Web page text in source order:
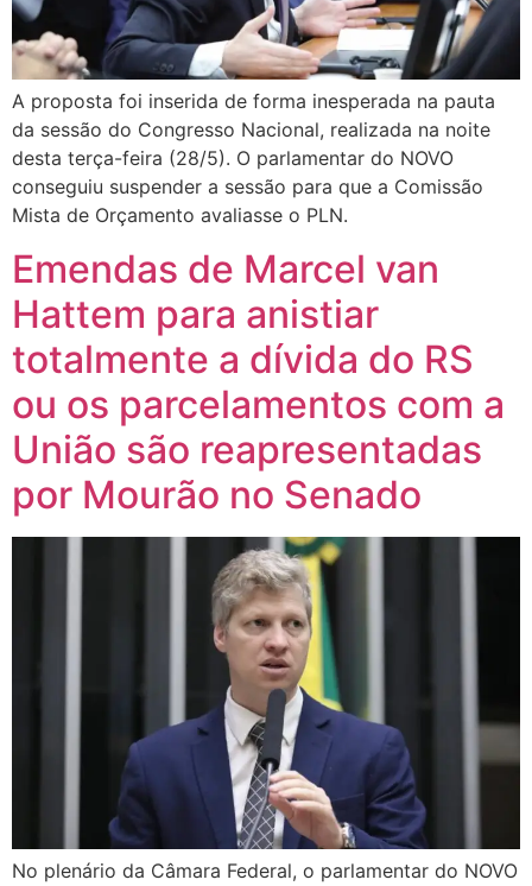
A proposta foi inserida de forma inesperada na pauta
da sessão do Congresso Nacional, realizada na noite
desta terça-feira (28/5). O parlamentar do NOVO
conseguiu suspender a sessão para que a Comissão
Mista de Orçamento avaliasse o PLN.
Emendas de Marcel van
Hattem para anistiar
totalmente a dívida do RS
ou os parcelamentos com a
União são reapresentadas
por Mourão no Senado
No plenário da Câmara Federal, o parlamentar do NOVO